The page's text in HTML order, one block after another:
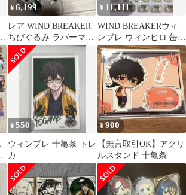
¥6,199
レア WIND BREAKER
ちびぐるみ ラバーマス
コット 全6種 セット
¥ 11,111
WIND BREAKERウィ
ンブレ ウィンヒロ 缶バ
ッジ
¥550
ウィンブレ 十亀条 トレ
カ
¥900
【無言取引OK】アクリ
ルスタンド 十亀条